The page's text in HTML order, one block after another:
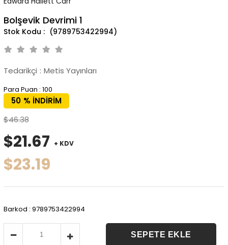
Bolşevik Devrimi 1
(9789753422994)
Tedarikçi : Metis Yayınları
Para Puan : 100
%
50
İNDIRIM
$46.38
$21.67 + KDV
$23.19
Barkod : 9789753422994